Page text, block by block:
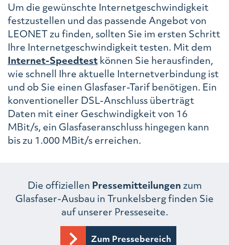
Um die gewünschte Internetgeschwindigkeit
festzustellen und das passende Angebot von
LEONET zu finden, sollten Sie im ersten Schritt
Ihre Internetgeschwindigkeit testen. Mit dem
Internet-Speedtest können Sie herausfinden,
wie schnell Ihre aktuelle Internetverbindung ist
und ob Sie einen Glasfaser-Tarif benötigen. Ein
konventioneller DSL-Anschluss überträgt
Daten mit einer Geschwindigkeit von 16
MBit/s, ein Glasfaseranschluss hingegen kann
bis zu 1.000 MBit/s erreichen.
Die offiziellen Pressemitteilungen zum
Glasfaser-Ausbau in Trunkelsberg finden Sie
auf unserer Presseseite.
Zum Pressebereich